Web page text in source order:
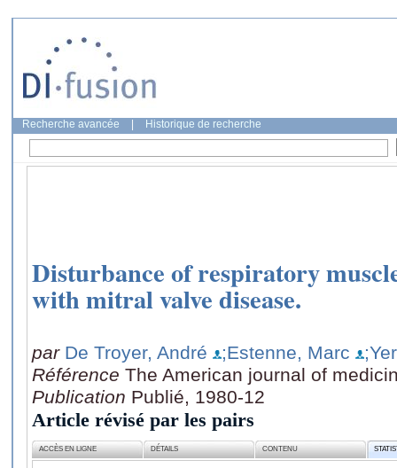
Recherche avancée Historique de recherche
Disturbance of respiratory
with mitral valve disease.
par De Troyer, André ;Estenne, Marc
Référence The American journal of
Publication Publié, 1980-12
Article révisé par les pairs
ACCÈS EN LIGNE DÉTAILS CONTENU